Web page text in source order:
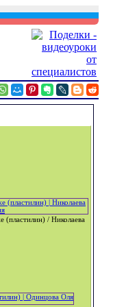
/ Николаева